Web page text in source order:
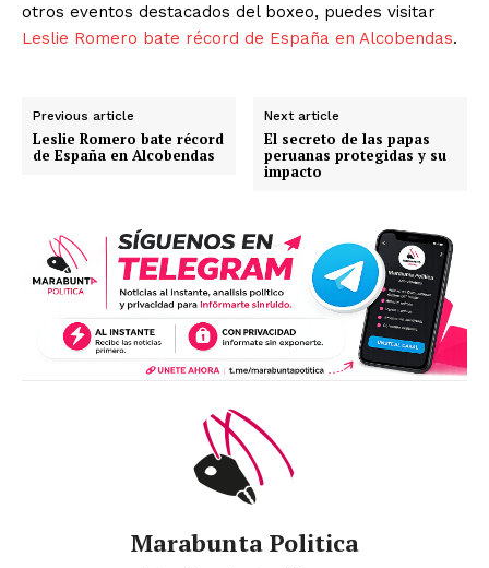
otros eventos destacados del boxeo, puedes visitar
Leslie Romero bate récord de España en Alcobendas.
Previous article
Leslie Romero bate récord
de España en Alcobendas
Next article
El secreto de las papas
peruanas protegidas y su
impacto
Marabunta Politica